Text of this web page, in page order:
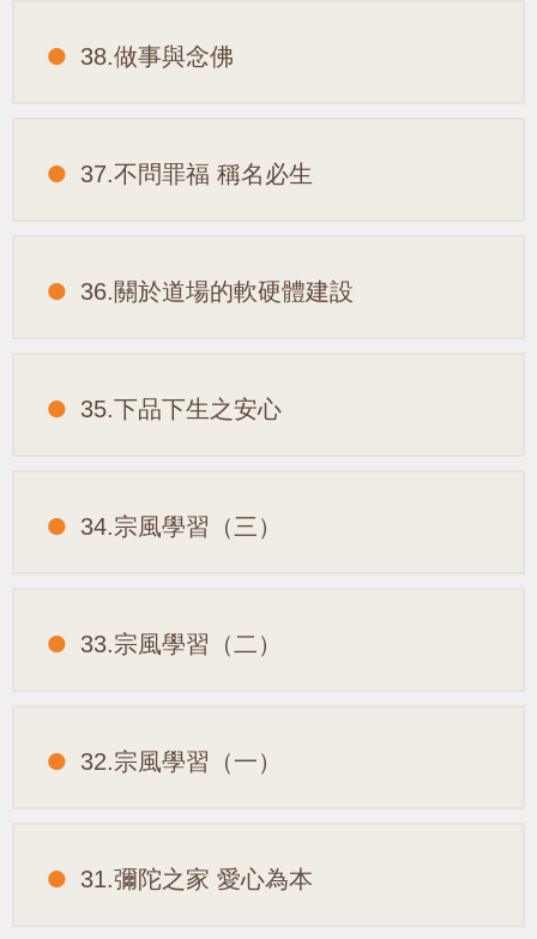
38.做事與念佛
37.不問罪福 稱名必生
36.關於道場的軟硬體建設
35.下品下生之安心
34.宗風學習（三）
33.宗風學習（二）
32.宗風學習（一）
31.彌陀之家 愛心為本